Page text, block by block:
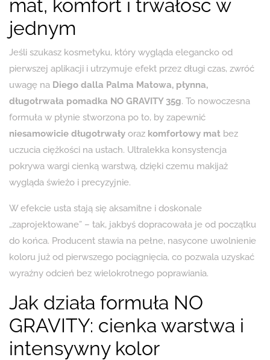
mat, komfort i trwałość w
jednym
Jeśli szukasz kosmetyku, który wygląda elegancko od
pierwszej aplikacji i utrzymuje efekt przez długi czas, zwróć
uwagę na Diego dalla Palma Matowa, płynna,
długotrwała pomadka NO GRAVITY 35g. To nowoczesna
formuła w płynie stworzona po to, by zapewnić
niesamowicie długotrwały oraz komfortowy mat bez
uczucia ciężkości na ustach. Ultralekka konsystencja
pokrywa wargi cienką warstwą, dzięki czemu makijaż
wygląda świeżo i precyzyjnie.
W efekcie usta stają się aksamitne i doskonale
„zaprojektowane” – tak, jakbyś dopracowała je od początku
do końca. Producent stawia na pełne, nasycone uwolnienie
koloru już od pierwszego pociągnięcia, co pozwala uzyskać
wyraźny odcień bez wielokrotnego poprawiania.
Jak działa formuła NO
GRAVITY: cienka warstwa i
intensywny kolor